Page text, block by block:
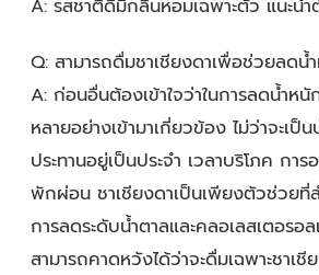
A: รสชาติดีมีกลิ่นหอมเฉพาะตัว แนะน
Q: สามารถดื่มชาเชียงดาเพื่อช่วยลดน้
A: ก่อนอื่นต้องเข้าใจว่าในการลดน้ำห
หลายอย่างเข้ามาเกี่ยวข้อง ไม่ว่าจะเป็น
ประทานอยู่เป็นประจำ เวลาบริโภค กา
พักผ่อน ชาเชียงดาเป็นเพียงตัวช่วย
การลดระดับน้ำตาลและคลอเลสเตอรอ
สามารถคาดหวังได้ว่าจะดื่มเฉพาะชาเชี